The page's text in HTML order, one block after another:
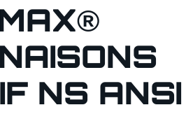
NS ANSI